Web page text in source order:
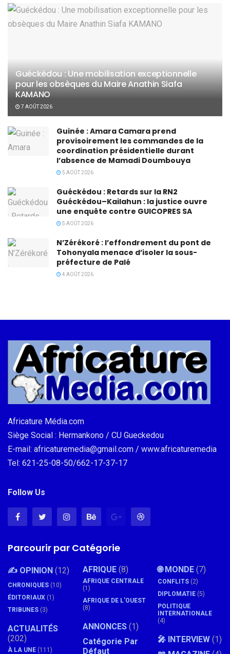
Guéckédou : Une mobilisation exceptionnelle
pour les obsèques du Maire Anathin Siafa
KAMANO
7 AOÛT 2026
Guinée : Amara Camara prend
provisoirement les commandes de la
coordination présidentielle durant
l’absence de Mamadi Doumbouya
5 AOÛT 2026
Guéckédou : Retards sur la RN2
Guéckédou–Kailahun : la justice ouvre
une enquête contre GUICOPRES SA
5 AOÛT 2026
N’Zérékoré : l’effondrement du pont de
Tohonyala menace d’isoler la sous-
préfecture de Palé
4 AOÛT 2026
Africature Média.com
Siège Social : Hermankono / CU Gueckedou
E-mail: africaturemedia@gmail.com / www.africaturemedia
Tel: 621-25-08-50/662-17-37-17
Follow Us
Parcourir par Catégorie
✍️ OPINION (12)
CHRONIQUES (10)
ÉDITORIAUX (1)
TRIBUNES (3)
ACTUALITÉS
(202)
À LA UNE (111)
AFRIQUE (8)
AFRIQUE CENTRALE
(1)
AFRIQUE DE L'OUEST
(8)
ANNONCES (1)
Catégorie Par
Défaut
🌐 MONDE (7)
CONFLITS (2)
DIPLOMATIE (5)
POLITIQUE
INTERNATIONALE
(4)
🎤 INTERVIEW (1)